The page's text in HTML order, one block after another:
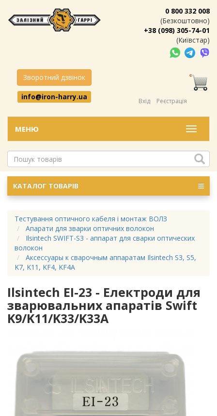
0 800 332 008
(Безкоштовно)
+38 (098) 305-74-01
(Київстар)
Зворотний дзвінок
info@iron-harry.ua
Вхід Реєстрація
Меню
МЕНЮ
КАТАЛОГ ТОВАРІВ
Тестування оптичного кабеля і монтаж ВОЛЗ
Апарати для зварки оптичних волокон
Ilsintech SWIFT-S3 - аппарат для сварки оптических
волокон
Аксессуары к сварочным аппаратам Ilsintech S3, S5,
K7, K11, KF4, KF4A
Ilsintech EI-23 - Електроди для
зварювальних апаратів Swift
K9/K11/K33/K33A